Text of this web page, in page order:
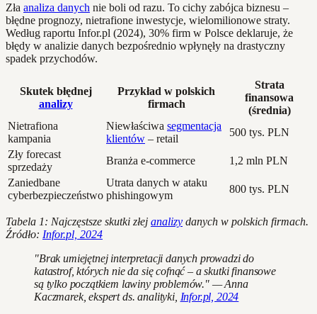
Zła analiza danych nie boli od razu. To cichy zabójca biznesu –
błędne prognozy, nietrafione inwestycje, wielomilionowe straty.
Według raportu Infor.pl (2024), 30% firm w Polsce deklaruje, że
błędy w analizie danych bezpośrednio wpłynęły na drastyczny
spadek przychodów.
Skutek błędnej
analizy
Przykład w polskich
firmach
Strata
finansowa
(średnia)
Nietrafiona
kampania
Niewłaściwa segmentacja
klientów – retail
500 tys. PLN
Zły forecast
sprzedaży
Branża e-commerce
1,2 mln PLN
Zaniedbane
cyberbezpieczeństwo
Utrata danych w ataku
phishingowym
800 tys. PLN
Tabela 1: Najczęstsze skutki złej analizy danych w polskich firmach.
Źródło: Infor.pl, 2024
"Brak umiejętnej interpretacji danych prowadzi do
katastrof, których nie da się cofnąć – a skutki finansowe
są tylko początkiem lawiny problemów." — Anna
Kaczmarek, ekspert ds. analityki, Infor.pl, 2024